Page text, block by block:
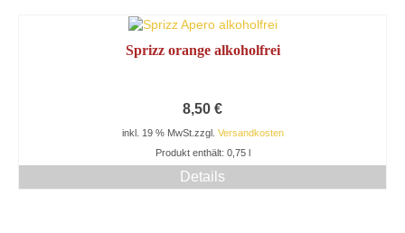
Sprizz orange alkoholfrei
8,50 €
inkl. 19 % MwSt. zzgl. Versandkosten
Produkt enthält: 0,75
Details